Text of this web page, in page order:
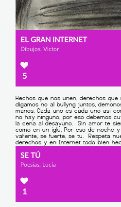
EL GRAN INTERNET
Dibujos, Victor
5
SE TÚ
Poesías, Lucía
1